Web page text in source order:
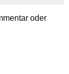
oder